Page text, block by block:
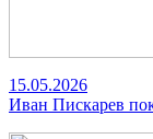
15.05.2026
Иван Пискарев